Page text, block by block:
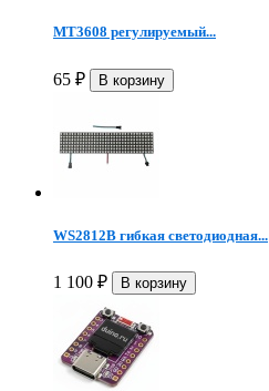
MT3608 регулируемый...
65 ₽
WS2812B гибкая светодиодная...
1 100 ₽